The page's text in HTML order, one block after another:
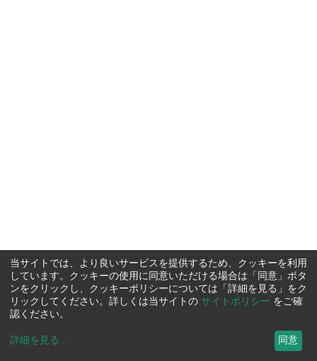
当サイトでは、より良いサービスを提供するため、クッキーを利用
しています。クッキーの使用に同意いただける場合は「同意」ボタ
ンをクリックし、クッキーポリシーについては「詳細を見る」をク
リックしてください。詳しくは当サイトの サイトポリシー をご確
認ください。
詳細を見る ... 同意